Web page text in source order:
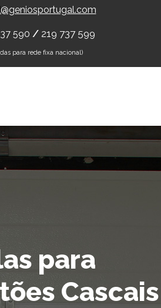
590 / 219 737 599
para rede fixa nacional)
para
Cascais